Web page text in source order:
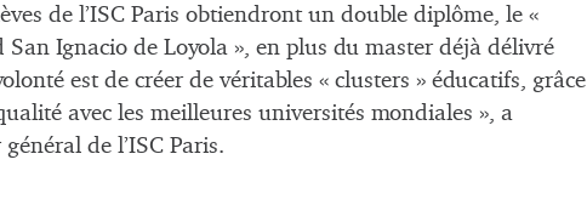
de l’ISC Paris obtiendront un double diplôme, le «
Ignacio de Loyola », en plus du master déjà délivré
est de créer de véritables « clusters » éducatifs, grâce
avec les meilleures universités mondiales », a
de l’ISC Paris.